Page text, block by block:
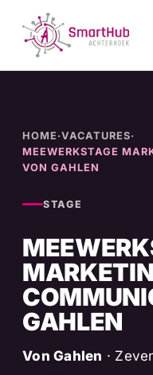
content
HOME ·VACATURES·
MEEWERKSTAGE
VON GAHLEN
STAGE
GAHLEN
Von Gahlen ·